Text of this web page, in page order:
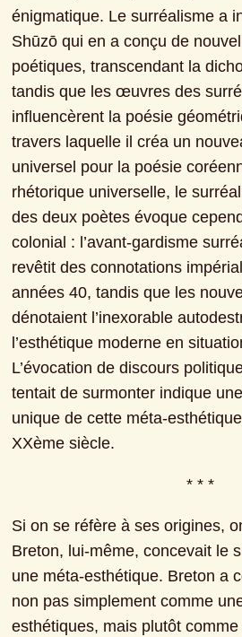
énigmatique. Le surréalisme a
Shūzō qui en a conçu de
poétiques, transcendant la
tandis que les œuvres des
influencèrent la poésie
travers laquelle il créa un
universel pour la poésie
rhétorique universelle, le
des deux poètes évoque
colonial : l’avant-gardisme
revêtit des connotations
années 40, tandis que les
dénotaient l’inexorable
l’esthétique moderne en
L’évocation de discours
tentait de surmonter indique
unique de cette méta-
XXème siècle.
* * *
Si on se réfère à ses origines,
Breton, lui-même, concevait le
une méta-esthétique. Breton a
non pas simplement comme
esthétiques, mais plutôt